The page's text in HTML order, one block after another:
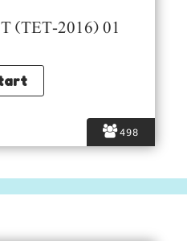
498
(TET-2016) 01